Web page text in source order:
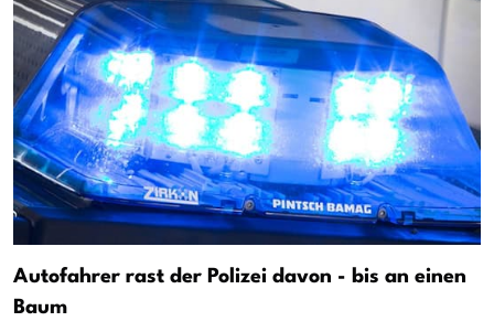
Autofahrer rast der Polizei davon - bis an einen
Baum